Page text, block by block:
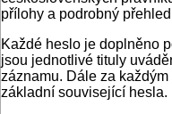
přílohy a podrobný
Každé heslo je doplněno
jsou jednotlivé tituly
záznamu. Dále za
základní související hesla.